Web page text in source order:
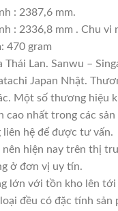
: 2387,6 mm.
: 2336,8 mm . Chu vi
470 gram
Lan. Sanwu –
Japan Nhật.
Một số thương hiệu
cao nhất trong các
hệ để được tư vấn.
hiện nay trên thị
ở đơn vị uy tín.
lớn với tồn kho lên
đều có đặc tính